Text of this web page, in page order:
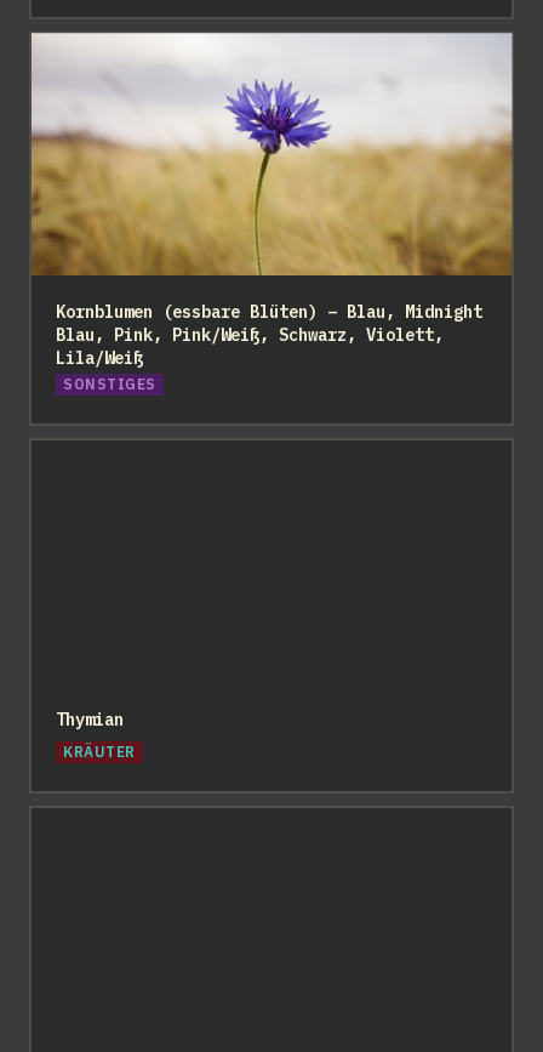
Pink, Pink/Weiß, Schwarz, Violett, Lila/Weiß
Kornblumen (essbare Blüten) – Blau, Midnight
Blau, Pink, Pink/Weiß, Schwarz, Violett,
Lila/Weiß
SONSTIGES
Thymian
KRÄUTER